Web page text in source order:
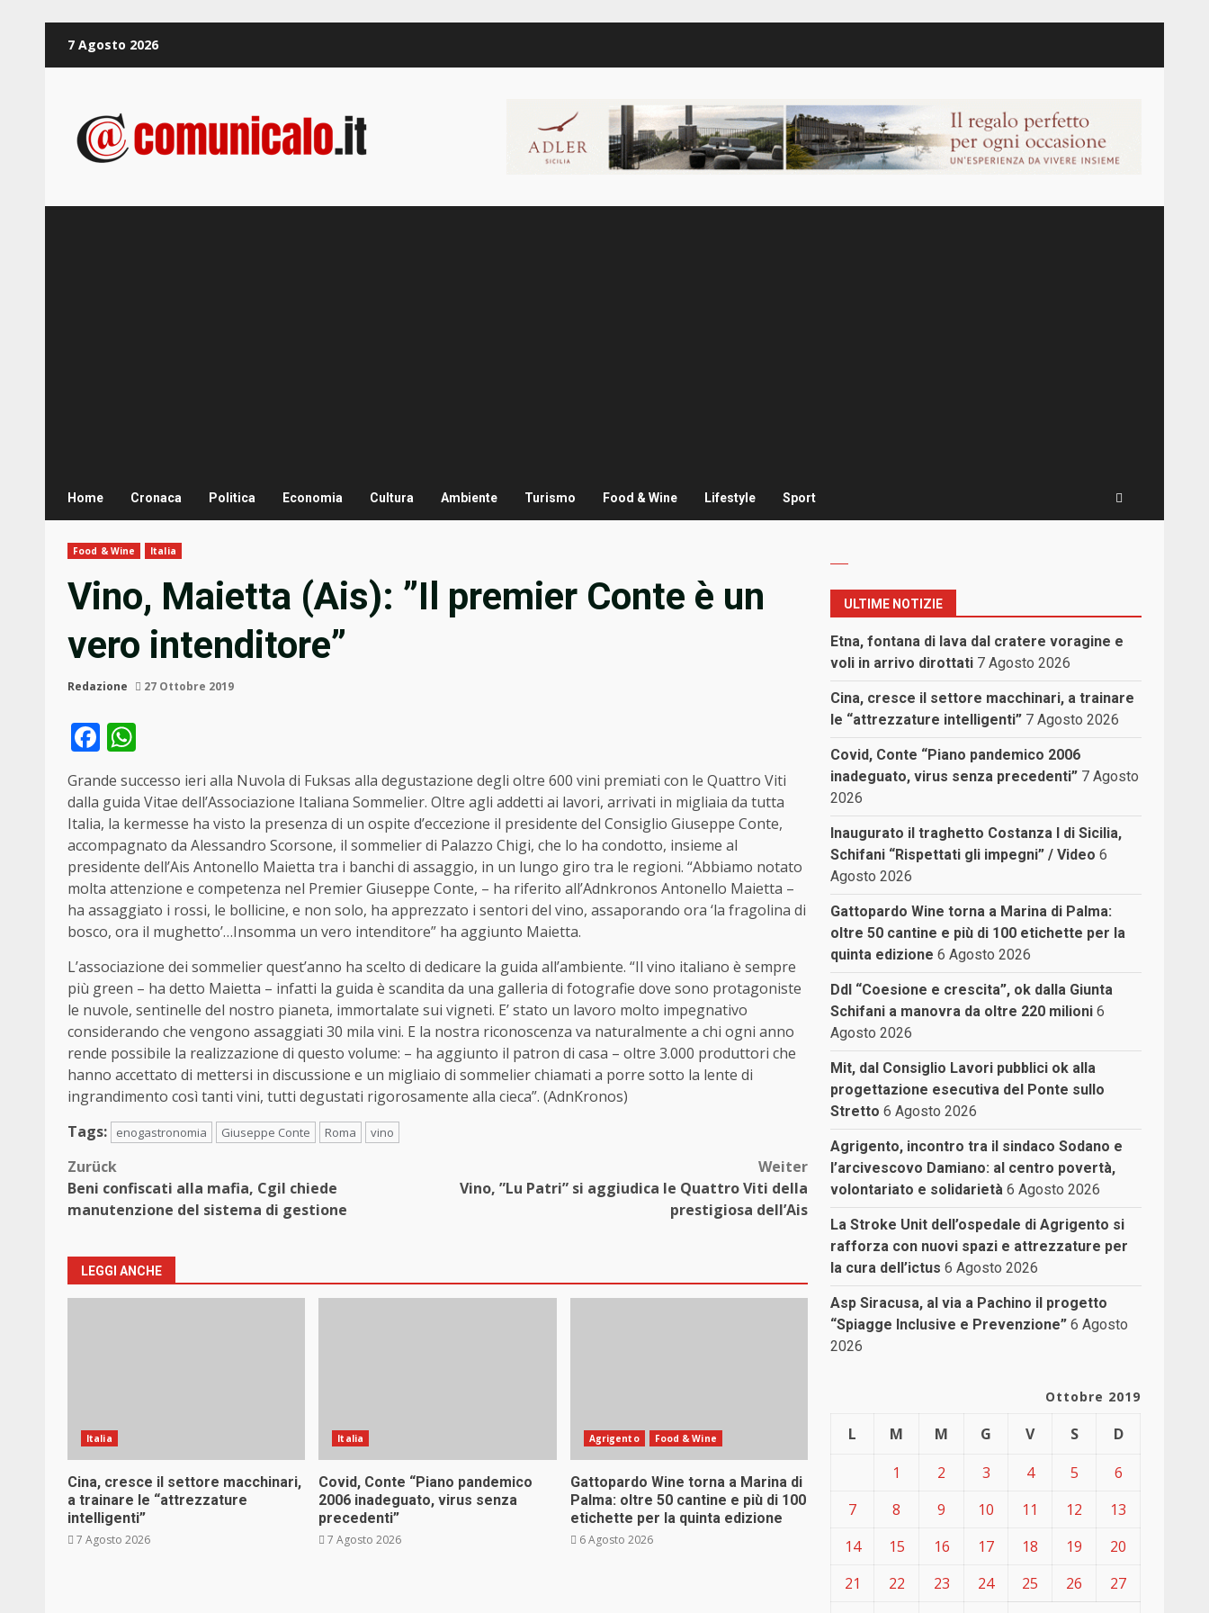
Inhalt7 Agosto 2026
Home Cronaca Politica Economia Cultura Ambiente Turismo Food & Wine Lifestyle Sport
Food & Wine Italia
Vino, Maietta (Ais): ”Il premier Conte è un
vero intenditore”
Redazione 27 Ottobre 2019
Facebook
Grande successo ieri alla Nuvola di Fuksas alla degustazione degli oltre 600 vini premiati con le Quattro Viti
dalla guida Vitae dell’Associazione Italiana Sommelier. Oltre agli addetti ai lavori, arrivati in migliaia da tutta
Italia, la kermesse ha visto la presenza di un ospite d’eccezione il presidente del Consiglio Giuseppe Conte,
accompagnato da Alessandro Scorsone, il sommelier di Palazzo Chigi, che lo ha condotto, insieme al
presidente dell’Ais Antonello Maietta tra i banchi di assaggio, in un lungo giro tra le regioni. “Abbiamo notato
molta attenzione e competenza nel Premier Giuseppe Conte, – ha riferito all’Adnkronos Antonello Maietta –
ha assaggiato i rossi, le bollicine, e non solo, ha apprezzato i sentori del vino, assaporando ora ‘la fragolina di
bosco, ora il mughetto’…Insomma un vero intenditore” ha aggiunto Maietta.
L’associazione dei sommelier quest’anno ha scelto di dedicare la guida all’ambiente. “Il vino italiano è sempre
più green – ha detto Maietta – infatti la guida è scandita da una galleria di fotografie dove sono protagoniste
le nuvole, sentinelle del nostro pianeta, immortalate sui vigneti. E’ stato un lavoro molto impegnativo
considerando che vengono assaggiati 30 mila vini. E la nostra riconoscenza va naturalmente a chi ogni anno
rende possibile la realizzazione di questo volume: – ha aggiunto il patron di casa – oltre 3.000 produttori che
hanno accettato di mettersi in discussione e un migliaio di sommelier chiamati a porre sotto la lente di
ingrandimento così tanti vini, tutti degustati rigorosamente alla cieca”. (AdnKronos)
Tags:
enogastronomia Giuseppe Conte Roma vino
Beitragsnavigation
Zurück
Beni confiscati alla mafia, Cgil chiede
manutenzione del sistema di gestione
Weiter
Vino, ”Lu Patri” si aggiudica le Quattro Viti della
prestigiosa dell’Ais
LEGGI ANCHE
Italia
Cina, cresce il settore macchinari,
a trainare le “attrezzature
intelligenti”
7 Agosto 2026
Italia
Covid, Conte “Piano pandemico
2006 inadeguato, virus senza
precedenti”
7 Agosto 2026
Agrigento Food & Wine
Gattopardo Wine torna a Marina di
Palma: oltre 50 cantine e più di 100
etichette per la quinta edizione
6 Agosto 2026
ULTIME NOTIZIE
Etna, fontana di lava dal cratere voragine e
voli in arrivo dirottati 7 Agosto 2026
Cina, cresce il settore macchinari, a trainare
le “attrezzature intelligenti” 7 Agosto 2026
Covid, Conte “Piano pandemico 2006
inadeguato, virus senza precedenti” 7 Agosto
2026
Inaugurato il traghetto Costanza I di Sicilia,
Schifani “Rispettati gli impegni” / Video 6
Agosto 2026
Gattopardo Wine torna a Marina di Palma:
oltre 50 cantine e più di 100 etichette per la
quinta edizione 6 Agosto 2026
Ddl “Coesione e crescita”, ok dalla Giunta
Schifani a manovra da oltre 220 milioni 6
Agosto 2026
Mit, dal Consiglio Lavori pubblici ok alla
progettazione esecutiva del Ponte sullo
Stretto 6 Agosto 2026
Agrigento, incontro tra il sindaco Sodano e
l’arcivescovo Damiano: al centro povertà,
volontariato e solidarietà 6 Agosto 2026
La Stroke Unit dell’ospedale di Agrigento si
rafforza con nuovi spazi e attrezzature per
la cura dell’ictus 6 Agosto 2026
Asp Siracusa, al via a Pachino il progetto
“Spiagge Inclusive e Prevenzione” 6 Agosto
2026
Ottobre 2019
L M M G V S
D
1
2 3 4 5
6
7
8 9 10 11 12
13
14
15 16 17 18 19
20
21
22 23 24 25 26
27